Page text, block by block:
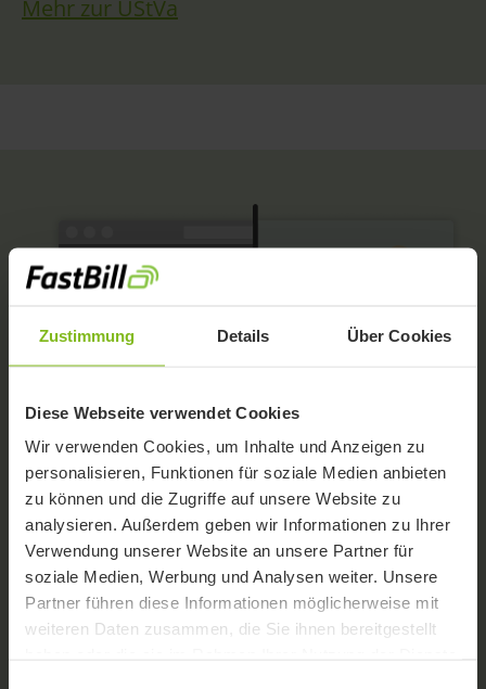
Zustimmung Details Über Cookies
Diese Webseite verwendet Cookies
Wir verwenden Cookies, um Inhalte und Anzeigen zu
personalisieren, Funktionen für soziale Medien anbieten
zu können und die Zugriffe auf unsere Website zu
analysieren. Außerdem geben wir Informationen zu Ihrer
Verwendung unserer Website an unsere Partner für
soziale Medien, Werbung und Analysen weiter. Unsere
Partner führen diese Informationen möglicherweise mit
weiteren Daten zusammen, die Sie ihnen bereitgestellt
Mehr zur UStVa
Buchhaltung, die du